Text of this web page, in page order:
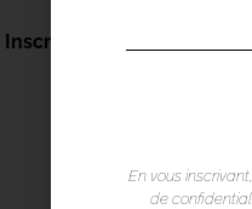
Inscription obligatoire
En vous
de